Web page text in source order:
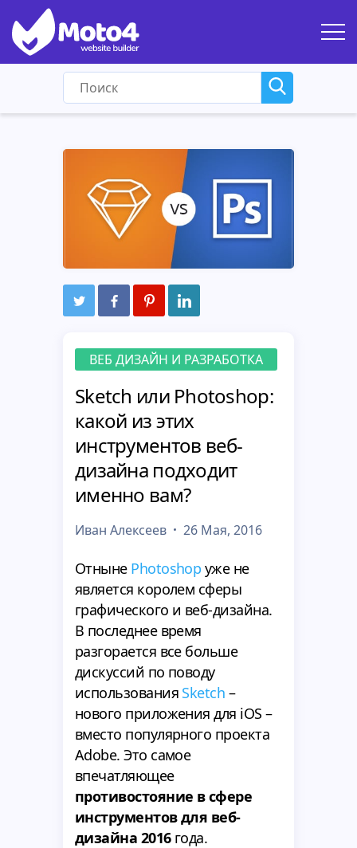
ВЕБ ДИЗАЙН И РАЗРАБОТКА
Sketch или Photoshop:
какой из этих
инструментов веб-
дизайна подходит
именно вам?
Иван Алексеев 26 Мая, 2016
Отныне Photoshop уже не
является королем сферы
графического и веб-дизайна.
В последнее время
разгорается все больше
дискуссий по поводу
использования Sketch –
нового приложения для iOS –
вместо популярного проекта
Adobe. Это самое
впечатляющее
противостояние в сфере
инструментов для веб-
дизайна 2016года.